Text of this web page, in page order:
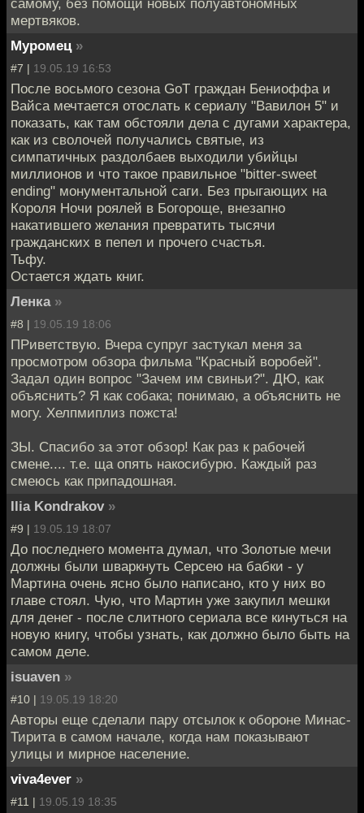
мертвяков.
Муромец »
#7 | 19.05.19 16:53
После восьмого сезона GoT граждан Бениоффа и
Вайса мечтается отослать к сериалу "Вавилон 5" и
показать, как там обстояли дела с дугами характера,
как из сволочей получались святые, из
симпатичных раздолбаев выходили убийцы
миллионов и что такое правильное "bitter-sweet
ending" монументальной саги. Без прыгающих на
Короля Ночи роялей в Богороще, внезапно
накатившего желания превратить тысячи
гражданских в пепел и прочего счастья.
Тьфу.
Остается ждать книг.
Ленка »
#8 | 19.05.19 18:06
ПРиветствую. Вчера супруг застукал меня за
просмотром обзора фильма "Красный воробей".
Задал один вопрос "Зачем им свиньи?". ДЮ, как
объяснить? Я как собака; понимаю, а объяснить не
могу. Хелпмиплиз пожста!
ЗЫ. Спасибо за этот обзор! Как раз к рабочей
смене.... т.е. ща опять накосибурю. Каждый раз
смеюсь как припадошная.
Ilia Kondrakov »
#9 | 19.05.19 18:07
До последнего момента думал, что Золотые мечи
должны были шваркнуть Серсею на бабки - у
Мартина очень ясно было написано, кто у них во
главе стоял. Чую, что Мартин уже закупил мешки
для денег - после слитного сериала все кинуться на
новую книгу, чтобы узнать, как должно было быть на
самом деле.
isuaven »
#10 | 19.05.19 18:20
Авторы еще сделали пару отсылок к обороне Минас-
Тирита в самом начале, когда нам показывают
улицы и мирное население.
viva4ever »
#11 | 19.05.19 18:35